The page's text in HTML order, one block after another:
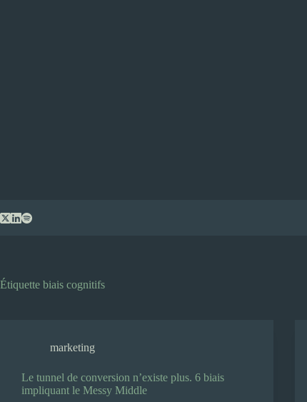
au
Étiquette biais cognitifs
marketing
Le tunnel de conversion n’existe plus. 6 biais
impliquant le Messy Middle